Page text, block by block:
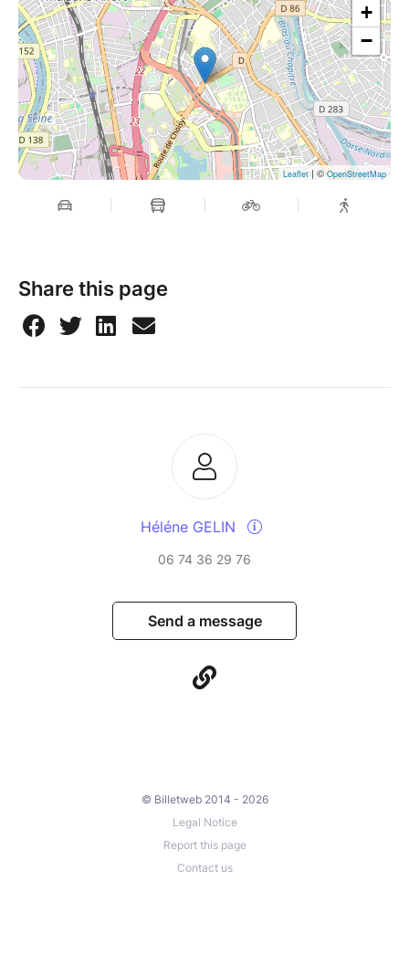
+
−
Leaflet| ©OpenStreetMap
Share this page
Héléne GELIN
06 74 36 29 76
Send a message
© Billetweb 2014 - 2026
Legal Notice
Report this page
Contact us